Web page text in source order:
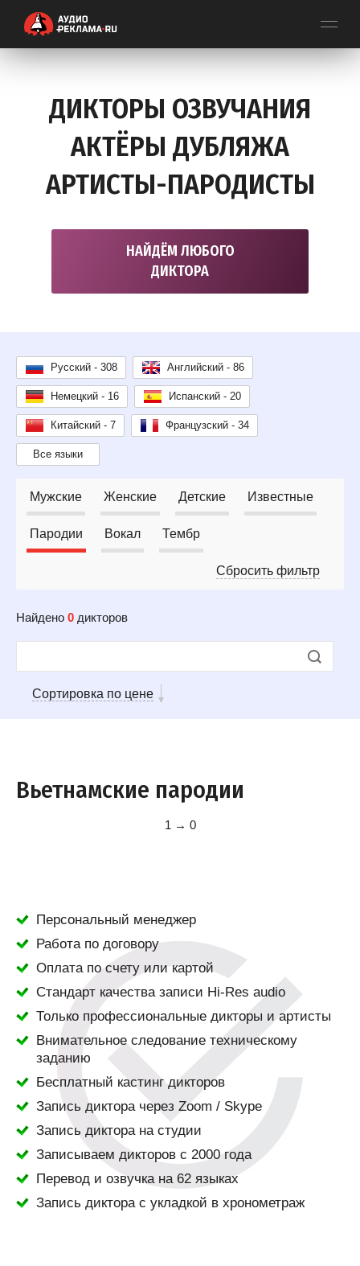
ДИКТОРЫ ОЗВУЧАНИЯ
АКТЁРЫ ДУБЛЯЖА
АРТИСТЫ-ПАРОДИСТЫ
НАЙДЁМ ЛЮБОГО
ДИКТОРА
Русский - 308 Английский - 86
Немецкий - 16 Испанский - 20
Китайский - 7 Французский - 34
Все языки
Мужские Женские Детские Известные
Пародии Вокал Тембр
Сбросить фильтр
Найдено 0 дикторов
Сортировка по цене
Вьетнамские пародии
1 → 0
Персональный менеджер
Работа по договору
Оплата по счету или картой
Стандарт качества записи Hi-Res audio
Только профессиональные дикторы и артисты
Внимательное следование техническому
заданию
Бесплатный кастинг дикторов
Запись диктора через Zoom / Skype
Запись диктора на студии
Записываем дикторов с 2000 года
Перевод и озвучка на 62 языках
Запись диктора с укладкой в хронометраж